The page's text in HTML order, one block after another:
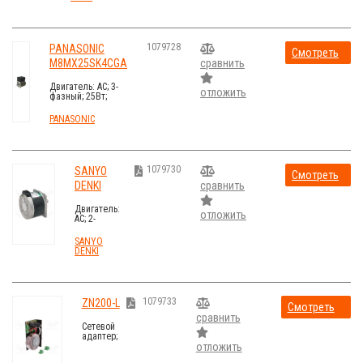
5,6°; IP50
PANASONIC
M8MX25SK4CGA
Двигатель: AC; 3-
фазный; 25Вт;
мин; 1,8кг; IP54
PANASONIC
1079728
сравнить
отложить
Смотреть
стоимость
SANYO
DENKI
6240
Двигатель:
AC; 2-
биполярный,
шаговый;
100ВAC; шаг
SANYO
DENKI
1079730
сравнить
отложить
Смотреть
стоимость
ZN200-L
Сетевой
адаптер;
1079733
сравнить
отложить
Смотреть
стоимость